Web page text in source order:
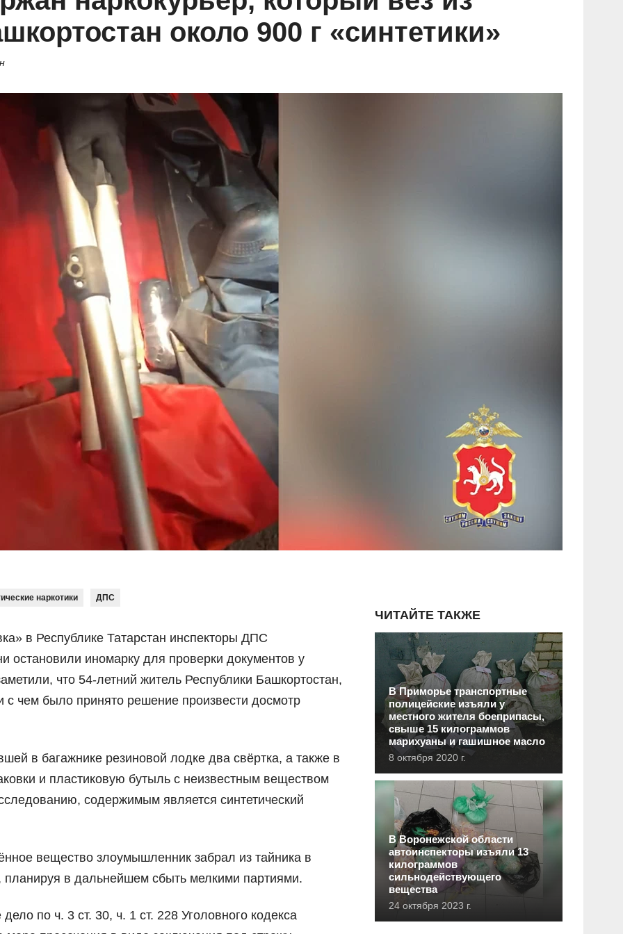
около 900 г «синтетики»
наркотики ДПС
в Республике Татарстан инспекторы ДПС
остановили иномарку для проверки документов у
что 54-летний житель Республики Башкортостан,
чем было принято решение произвести досмотр
в багажнике резиновой лодке два свёртка, а также в
и пластиковую бутыль с неизвестным веществом
содержимым является синтетический
вещество злоумышленник забрал из тайника в
планируя в дальнейшем сбыть мелкими партиями.
по ч. 3 ст. 30, ч. 1 ст. 228 Уголовного кодекса
ЧИТАЙТЕ ТАКЖЕ
В Приморье транспортные
полицейские изъяли у
местного жителя боеприпасы,
свыше 15 килограммов
марихуаны и гашишное масло
8 октября 2020 г.
В Воронежской области
автоинспекторы изъяли 13
килограммов
сильнодействующего
вещества
24 октября 2023 г.